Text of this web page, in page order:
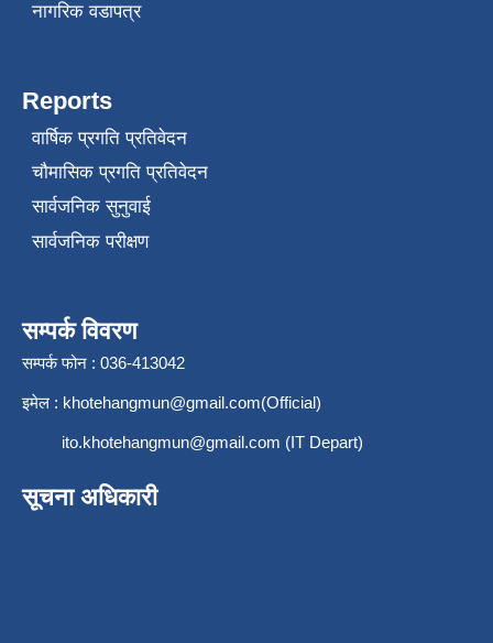
नागरिक वडापत्र
Reports
वार्षिक प्रगति प्रतिवेदन
चौमासिक प्रगति प्रतिवेदन
सार्वजनिक सुनुवाई
सार्वजनिक परीक्षण
सम्पर्क विवरण
सम्पर्क फोन : 036-413042
इमेल : khotehangmun@gmail.com(Official)
ito.khotehangmun@gmail.com (IT Depart)
सूचना अधिकारी